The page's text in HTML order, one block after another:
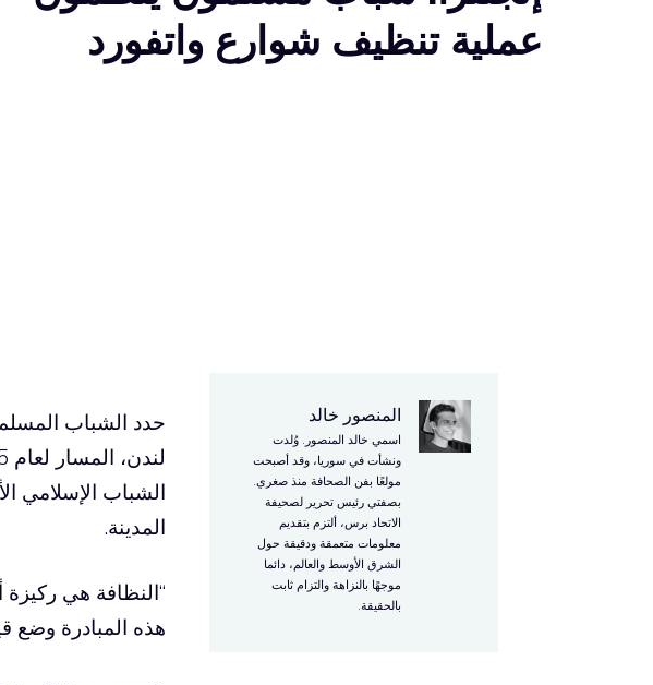
عملية تنظيف شوارع واتفورد
حدد الشباب
المدينة.
هذه المبادرة وضع
المنصور خالد
اسمي خالد المنصور. وُلدت
ونشأت في سوريا، وقد أصبحت
مولعًا بفن الصحافة منذ صغري.
بصفتي رئيس تحرير لصحيفة
الاتحاد برس، ألتزم بتقديم
معلومات متعمقة ودقيقة حول
الشرق الأوسط والعالم، دائما
موجهًا بالنزاهة والتزام ثابت
بالحقيقة.